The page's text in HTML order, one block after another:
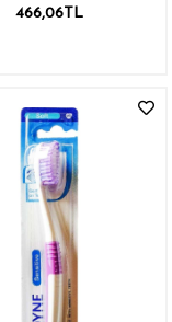
466,06TL